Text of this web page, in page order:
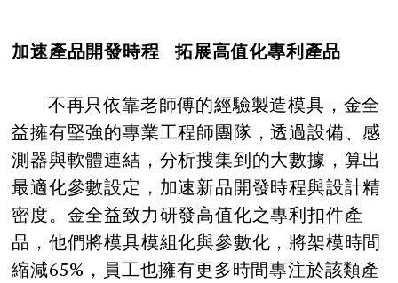
加速產品開發時程 拓展高值化專利產品
不再只依靠老師傅的經驗製造模具，金全
益擁有堅強的專業工程師團隊，透過設備、感
測器與軟體連結，分析搜集到的大數據，算出
最適化參數設定，加速新品開發時程與設計精
密度。金全益致力研發高值化之專利扣件產
品，他們將模具模組化與參數化，將架模時間
縮減65%，員工也擁有更多時間專注於該類產